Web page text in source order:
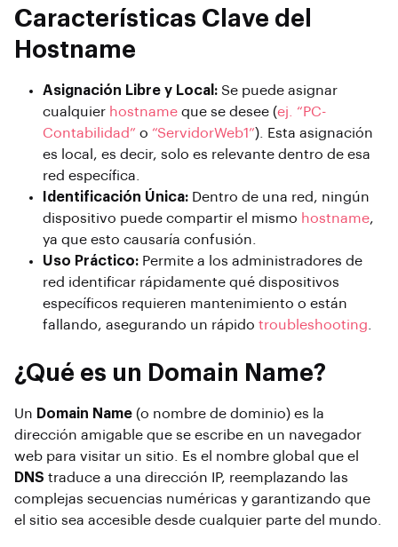
Características Clave del
Hostname
Asignación Libre y Local: Se puede asignar
cualquier hostname que se desee (ej. “PC-
Contabilidad” o “ServidorWeb1”). Esta asignación
es local, es decir, solo es relevante dentro de esa
red específica.
Identificación Única: Dentro de una red, ningún
dispositivo puede compartir el mismo hostname,
ya que esto causaría confusión.
Uso Práctico: Permite a los administradores de
red identificar rápidamente qué dispositivos
específicos requieren mantenimiento o están
fallando, asegurando un rápido troubleshooting
¿Qué es un Domain Name?
Un Domain Name (o nombre de dominio) es la
dirección amigable que se escribe en un navegador
web para visitar un sitio. Es el nombre global que el
DNS traduce a una dirección IP, reemplazando las
complejas secuencias numéricas y garantizando que
el sitio sea accesible desde cualquier parte del mundo.